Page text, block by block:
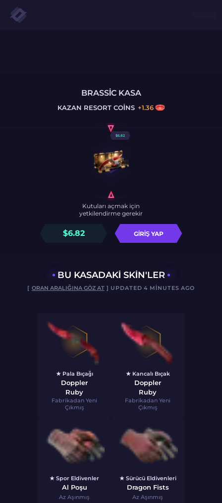
BRASSIC KASA
KAZAN RESORT COINS +1.36
$6.82
$6.82 GIRIŞ YAP
Kutuları açmak için
yetkilendirme gerekir
BU KASADAKI SKIN'LER
[ ORAN ARALIĞINA GÖZ AT] UPDATED 4 MINUTES AGO
★ Pala Bıçağı
Doppler
Ruby
Fabrikadan Yeni
Çıkmış
★ Kancalı Bıçak
Doppler
Ruby
Fabrikadan Yeni
Çıkmış
★ Spor Eldivenler
Al Poşu
Az Aşınmış
★ Sürücü Eldivenleri
Dragon Fists
Az Aşınmış